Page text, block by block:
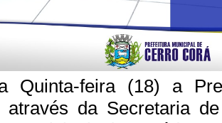
Quinta-feira (18) a
através da Secretaria